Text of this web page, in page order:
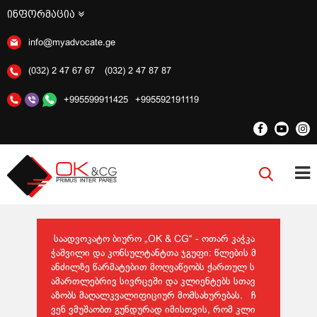
ინფორმაცია
info@myadvocate.ge
(032) 2 47 67 67 (032) 2 47 87 87
+995599911425 +995592191119
საადვოკატო ბიურო „OK & CG“ - ოთარ კაჭკა
ჭაშვილი და კონსულტანტთა ჯგუფი: წლების მ
ანძილზე წარმატებით მოღვაწეობს ქართულ ს
ამართლებრივ სივრცეში და კლიენტებს სთავ
აზობს მაღალკვალიფიციურ მომსახურებას. ჩ
ვენ ვმუშაობთ გუნდურად იმისთვის, რომ კლი